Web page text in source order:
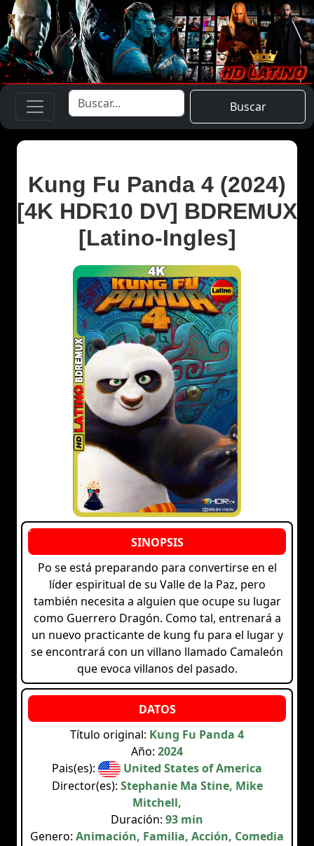
Buscar
Kung Fu Panda 4 (2024)
[4K HDR10 DV] BDREMUX
[Latino-Ingles]
Po se está preparando para convertirse en el
líder espiritual de su Valle de la Paz, pero
también necesita a alguien que ocupe su lugar
como Guerrero Dragón. Como tal, entrenará a
un nuevo practicante de kung fu para el lugar y
se encontrará con un villano llamado Camaleón
que evoca villanos del pasado.
Título original: Kung Fu Panda 4
Año: 2024
Pais(es):
United States of America
Director(es): Stephanie Ma Stine, Mike
Mitchell,
Duración: 93 min
Genero: Animación, Familia, Acción, Comedia